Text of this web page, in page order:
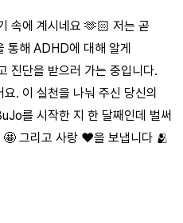
속에 계시네요 🫶🏻 저는 곧
통해 ADHD에 대해 알게
진단을 받으러 가는 중입니다.
. 이 실천을 나눠 주신 당신의
를 시작한 지 한 달째인데 벌써
그리고 사랑 ❤️을 보냅니다 🫂